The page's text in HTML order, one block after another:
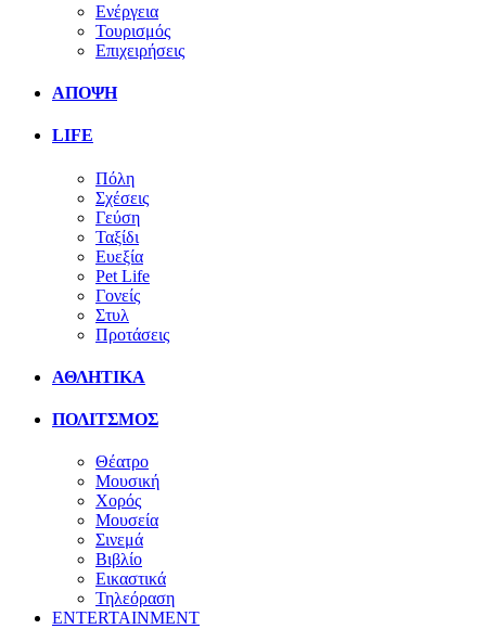
Ενέργεια
Τουρισμός
Επιχειρήσεις
ΑΠΟΨΗ
LIFE
Πόλη
Σχέσεις
Γεύση
Ταξίδι
Ευεξία
Pet Life
Γονείς
Στυλ
Προτάσεις
ΑΘΛΗΤΙΚΑ
ΠΟΛΙΤΣΜΟΣ
Θέατρο
Μουσική
Χορός
Μουσεία
Σινεμά
Βιβλίο
Εικαστικά
Τηλεόραση
ENTERTAINMENT